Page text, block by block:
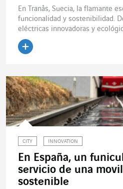
En Tranås, Suecia, la flamante
funcionalidad y sostenibilidad.
eléctricas innovadoras y
CITY INNOVATION
En España, un
servicio de una
sostenible